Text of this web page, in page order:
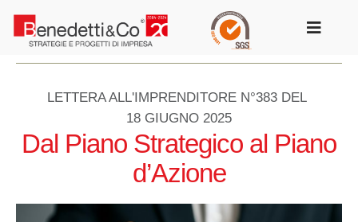
contenuto
Toggle
LETTERA ALL'IMPRENDITORE N°383 DEL
18 GIUGNO 2025
Dal Piano Strategico al Piano
d’Azione